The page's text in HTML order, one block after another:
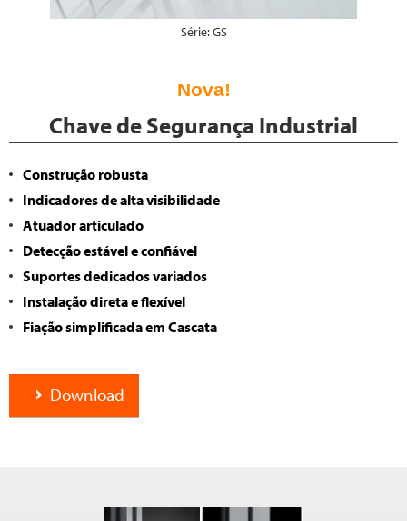
Série: GS
Nova!
Chave de Segurança Industrial
Construção robusta
Indicadores de alta visibilidade
Atuador articulado
Detecção estável e confiável
Suportes dedicados variados
Instalação direta e flexível
Fiação simplificada em Cascata
Download